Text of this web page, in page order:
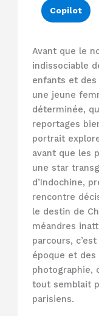
Copilot
Avant que le
indissociable
enfants et des
une jeune
déterminée,
reportages
portrait
avant que les
une star
d’Indochine,
rencontre
le destin de
méandres
parcours,
époque et
photographie,
tout semblait
parisiens.